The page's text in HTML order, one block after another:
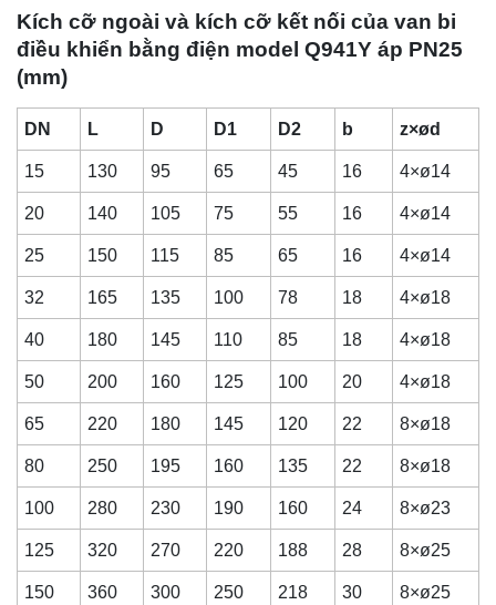
Kích cỡ ngoài và kích cỡ kết nối của van bi
điều khiển bằng điện model Q941Y áp PN25
(mm)
DN L D D1 D2 b z×ød
15 130 95 65 45 16 4×ø14
20 140 105 75 55 16 4×ø14
25 150 115 85 65 16 4×ø14
32 165 135 100 78 18 4×ø18
40 180 145 110 85 18 4×ø18
50 200 160 125 100 20 4×ø18
65 220 180 145 120 22 8×ø18
80 250 195 160 135 22 8×ø18
100 280 230 190 160 24 8×ø23
125 320 270 220 188 28 8×ø25
150 360 300 250 218 30 8×ø25